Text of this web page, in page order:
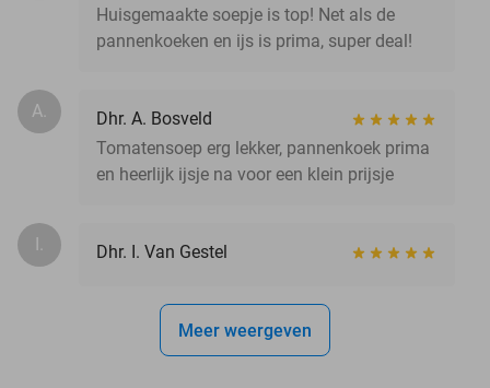
Huisgemaakte soepje is top! Net als de
pannenkoeken en ijs is prima, super deal!
A.
Dhr. A. Bosveld
Tomatensoep erg lekker, pannenkoek prima
en heerlijk ijsje na voor een klein prijsje
I. Dhr. I. Van Gestel
Meer weergeven